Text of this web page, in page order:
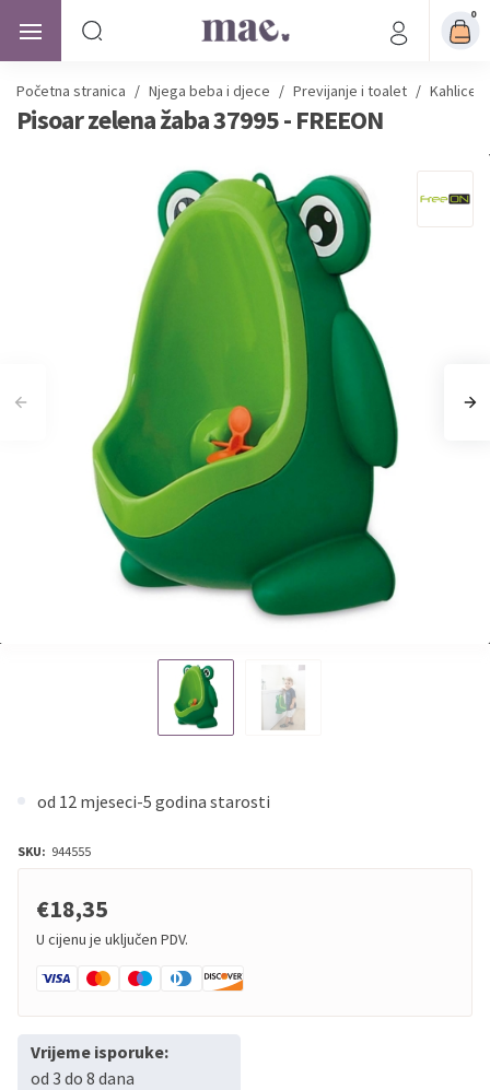
0
Početna stranica / Njega beba i djece / Previjanje i toalet / Kahlice
Pisoar zelena žaba 37995 - FREEON
od 12 mjeseci-5 godina starosti
SKU: 944555
€18,35
U cijenu je uključen PDV.
Vrijeme isporuke:
od 3 do 8 dana